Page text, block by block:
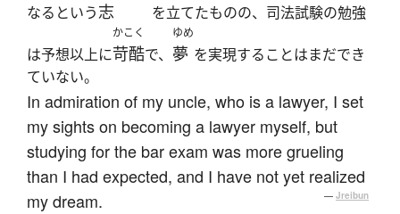
なるという志 を立てたものの、司法試験の勉強
は予想以上に
かこく
苛酷で、
ゆめ
夢 を実現することはまだでき
ていない。
In admiration of my uncle, who is a lawyer, I set
my sights on becoming a lawyer myself, but
studying for the bar exam was more grueling
than I had expected, and I have not yet realized
my dream.
— Jreibun